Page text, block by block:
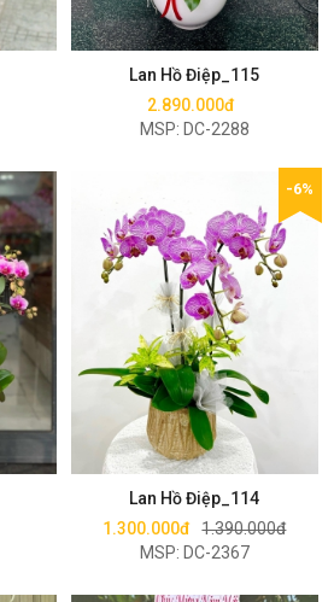
Lan Hồ Điệp_115
2.890.000đ
MSP: DC-2288
Mua ngay
Lan Hồ Điệp_114
1.300.000đ 1.390.000đ
MSP: DC-2367
-6%
Mua ngay